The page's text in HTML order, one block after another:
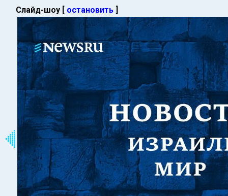
Слайд-шоу [ остановить ]